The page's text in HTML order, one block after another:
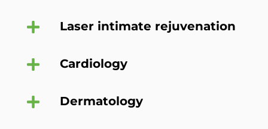
Laser intimate rejuvenation
Cardiology
Dermatology